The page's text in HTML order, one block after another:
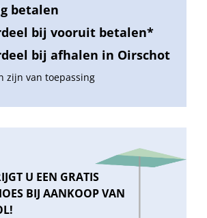
betalen
bij vooruit betalen*
bij afhalen in Oirschot
zijn van toepassing
U EEN GRATIS
BIJ AANKOOP VAN